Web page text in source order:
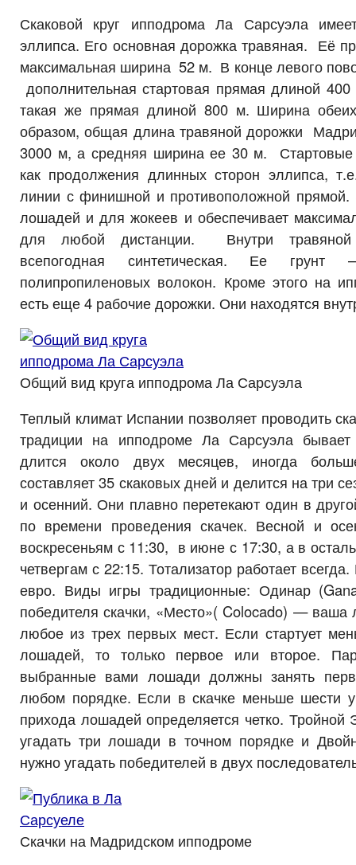
Скаковой круг ипподрома Ла Сарсуэла
эллипса. Его основная дорожка травяная. Её
максимальная ширина 52 м. В конце левого
дополнительная стартовая прямая длиной
такая же прямая длиной 800 м. Ширина
образом, общая длина травяной дорожки
3000 м, а средняя ширина ее 30 м. Стартовые
как продолжения длинных сторон эллипса,
линии с финишной и противоположной прямой.
лошадей и для жокеев и обеспечивает
для любой дистанции. Внутри травяной
всепогодная синтетическая. Ее
полипропиленовых волокон. Кроме этого на
есть еще 4 рабочие дорожки. Они находятся
Общий вид круга ипподрома Ла Сарсуэла
Теплый климат Испании позволяет проводить
традиции на ипподроме Ла Сарсуэла
длится около двух месяцев, иногда
составляет 35 скаковых дней и делится на три
и осенний. Они плавно перетекают один в
по времени проведения скачек. Весной и
воскресеньям с 11:30, в июне с 17:30, а в
четвергам с 22:15. Тотализатор работает
евро. Виды игры традиционные: Одинар
победителя скачки, «Место»( Colocado) — ваша
любое из трех первых мест. Если стартует
лошадей, то только первое или второе.
выбранные вами лошади должны занять
любом порядке. Если в скачке меньше шести
прихода лошадей определяется четко. Тройной
угадать три лошади в точном порядке и
нужно угадать победителей в двух
Скачки на Мадридском ипподроме